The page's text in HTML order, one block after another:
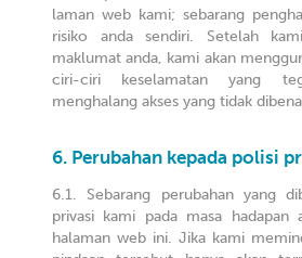
laman web kami; sebarang
risiko anda sendiri. Setelah
maklumat anda, kami akan
ciri-ciri keselamatan yang
menghalang akses yang tidak
Perubahan kepada polisi
Sebarang perubahan yang
privasi kami pada masa hadapan
halaman web ini. Jika kami